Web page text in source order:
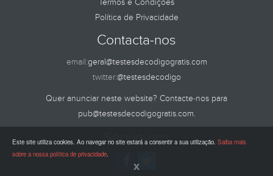
Termos e Condições
Política de Privacidade
Contacta-nos
email:geral@testesdecodigogratis.com
twitter:@testesdecodigo
Quer anunciar neste website? Contacte-nos para
pub@testesdecodigogratis.com.
Segue-nos
Este site utiliza cookies. Ao navegar no site estará a consentir a sua utilização. Saiba mais
sobre a nossa política de privacidade.
x